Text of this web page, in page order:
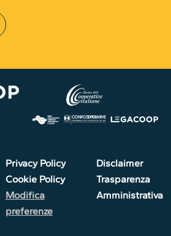
Privacy Policy
Cookie Policy
Modifica
preferenze
Disclaimer
Trasparenza
Amministrativa